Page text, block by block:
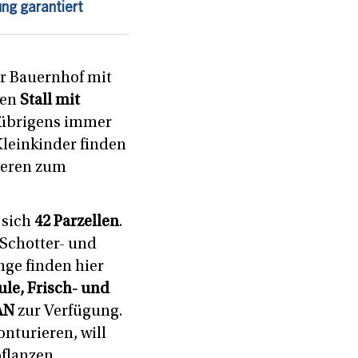
garantiert
Bauernhof mit
Stall mit
immer
finden
zum
sich 42 Parzellen.
und
finden hier
Frisch- und
zur Verfügung.
will